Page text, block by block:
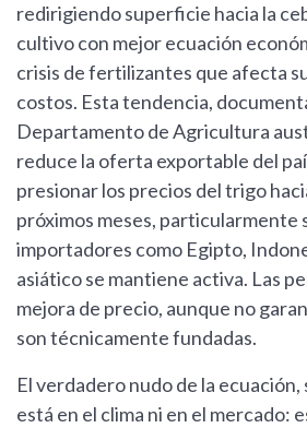
redirigiendo superficie hacia la
cultivo con mejor ecuación
crisis de fertilizantes que afecta
costos. Esta tendencia,
Departamento de Agricultura
reduce la oferta exportable del
presionar los precios del trigo
próximos meses, particularmente
importadores como Egipto,
asiático se mantiene activa. Las
mejora de precio, aunque no
son técnicamente fundadas.
El verdadero nudo de la ecuación,
está en el clima ni en el mercado: